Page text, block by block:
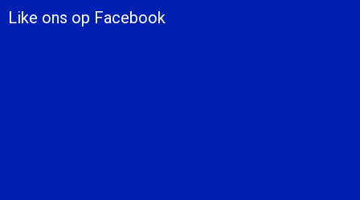
Like ons op Facebook